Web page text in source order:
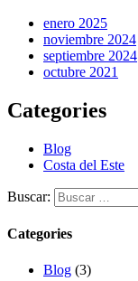
enero 2025
noviembre 2024
septiembre 2024
octubre 2021
Categories
Blog
Costa del Este
Buscar:
Categories
Blog (3)